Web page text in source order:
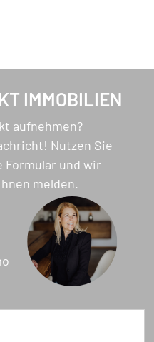
IMMOBILIEN
aufnehmen?
Nutzen Sie
Formular und wir
melden.